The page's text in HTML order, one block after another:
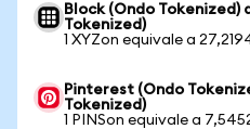
Block (Ondo Tokenized)
Tokenized)
1 XYZon equivale a
Pinterest (Ondo
Tokenized)
1 PINSon equivale a